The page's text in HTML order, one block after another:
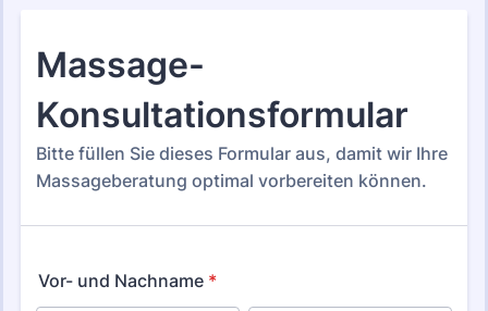
Formularvorlagen Aufnahmeformulare
Aufnahmeformulare